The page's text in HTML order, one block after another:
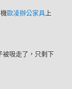
歐凌辦公家具 上
被吸走了，只剩下